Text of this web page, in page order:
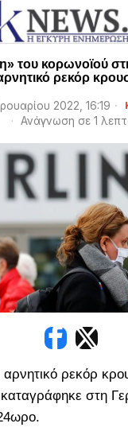
του κορωνοϊού
ρεκόρ
2022, 16:19
Ανάγνωση σε 1
ρεκόρ
στη